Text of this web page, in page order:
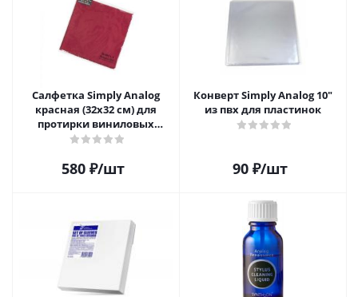
Салфетка Simply Analog
красная (32х32 см) для
протирки виниловых
пластинок из микрофибры
580 ₽/шт
Конверт Simply Analog 10"
из пвх для пластинок
90 ₽/шт